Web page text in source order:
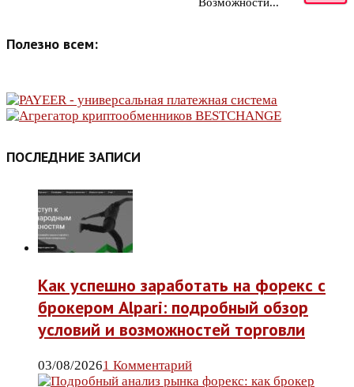
Полезно всем:
ПОСЛЕДНИЕ ЗАПИСИ
Как успешно заработать на форекс с
брокером Alpari: подробный обзор
условий и возможностей торговли
03/08/20261 Комментарий